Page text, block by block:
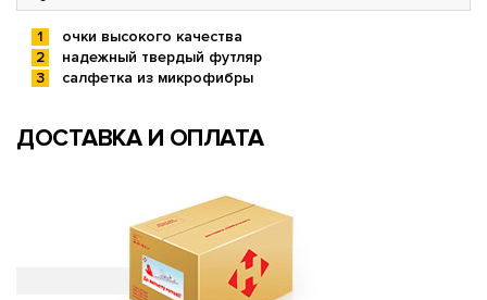
очки высокого качества
надежный твердый футляр
салфетка из микрофибры
ДОСТАВКА И ОПЛАТА